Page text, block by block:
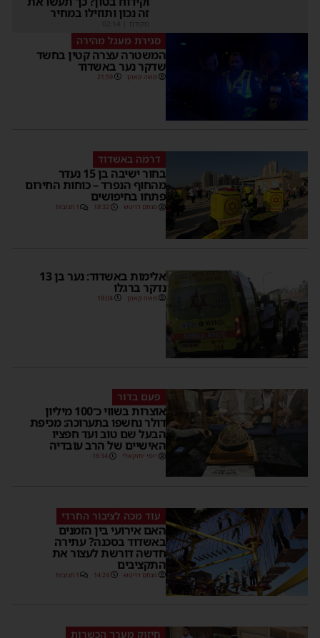
זה נכון ותוזילו במחיר
מקודם
סגירת מעגל מהירה
המשטרה עצרה קטין בחשד
שדקר נער באשדוד
משה קאהן 21:59
דרמה באשדוד
בחור ישיבה בן 15 נעדר
מהחוף הנפרד – כוחות החירום
פתחו בחיפושים
מנחם דויטש 18:32 1 תגובות
אלימות באשדוד: נער בן 13
נדקר ברגלו
משה קאהן 18:04
פעם בדור
אוצרות בשווי כ־100 מיליון
דולר נחשפו בתערוכה: מכיפת
הבעל שם טוב ועד חפציו
האישיים של הרב עובדיה
יוסי יחזקאלי 16:34
עוד מכה לציבור החרדי
האם אירועי בין הזמנים
באשדוד בסכנה? עתירה
חדשה דורשת לעצור את
התקציבים
מנחם דויטש 14:24 1 תגובות
חיזוק מערך הכשרות